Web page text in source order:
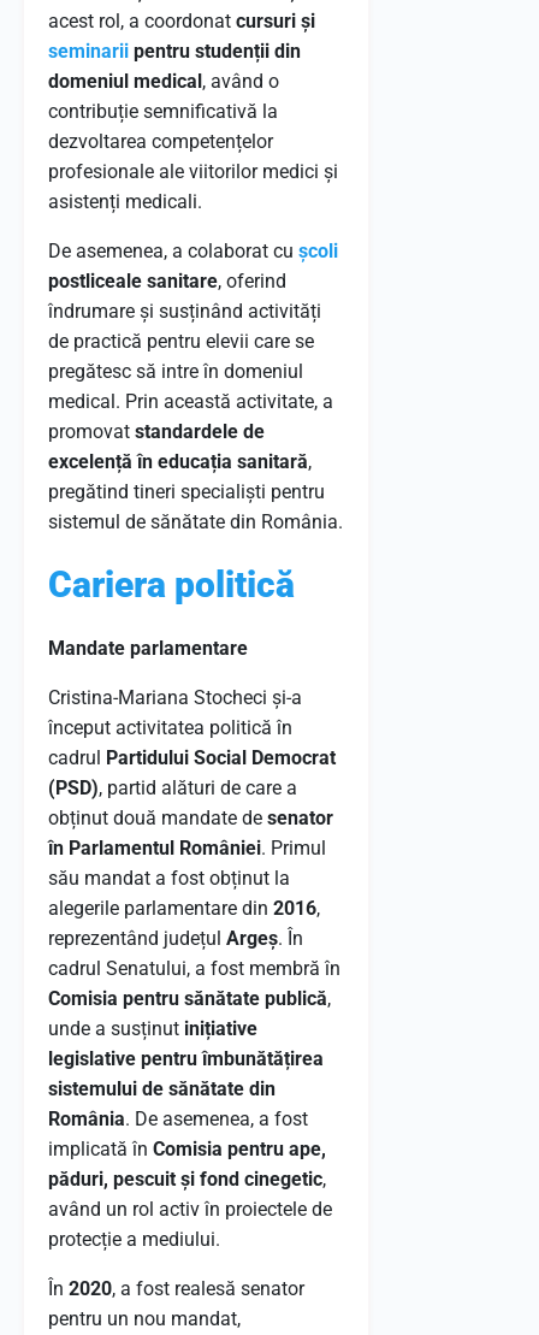
acest rol, a coordonat cursuri și
seminarii pentru studenții din
domeniul medical, având o
contribuție semnificativă la
dezvoltarea competențelor
profesionale ale viitorilor medici și
asistenți medicali.
De asemenea, a colaborat cu școli
postliceale sanitare, oferind
îndrumare și susținând activități
de practică pentru elevii care se
pregătesc să intre în domeniul
medical. Prin această activitate, a
promovat standardele de
excelență în educația sanitară,
pregătind tineri specialiști pentru
sistemul de sănătate din România.
Cariera politică
Mandate parlamentare
Cristina-Mariana Stocheci și-a
început activitatea politică în
cadrul Partidului Social Democrat
(PSD), partid alături de care a
obținut două mandate de senator
în Parlamentul României. Primul
său mandat a fost obținut la
alegerile parlamentare din 2016,
reprezentând județul Argeș. În
cadrul Senatului, a fost membră în
Comisia pentru sănătate publică,
unde a susținut inițiative
legislative pentru îmbunătățirea
sistemului de sănătate din
România. De asemenea, a fost
implicată în Comisia pentru ape,
păduri, pescuit și fond cinegetic,
având un rol activ în proiectele de
protecție a mediului.
În 2020, a fost realesă senator
pentru un nou mandat,